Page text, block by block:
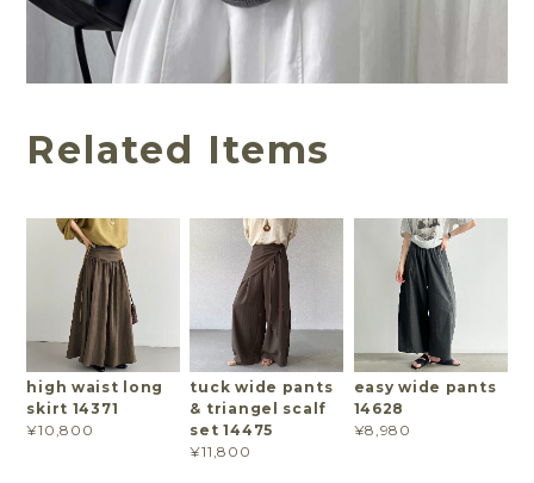
Related Items
high waist long
skirt 14371
¥10,800
tuck wide pants
& triangel scalf
set 14475
¥11,800
easy wide pants
14628
¥8,980